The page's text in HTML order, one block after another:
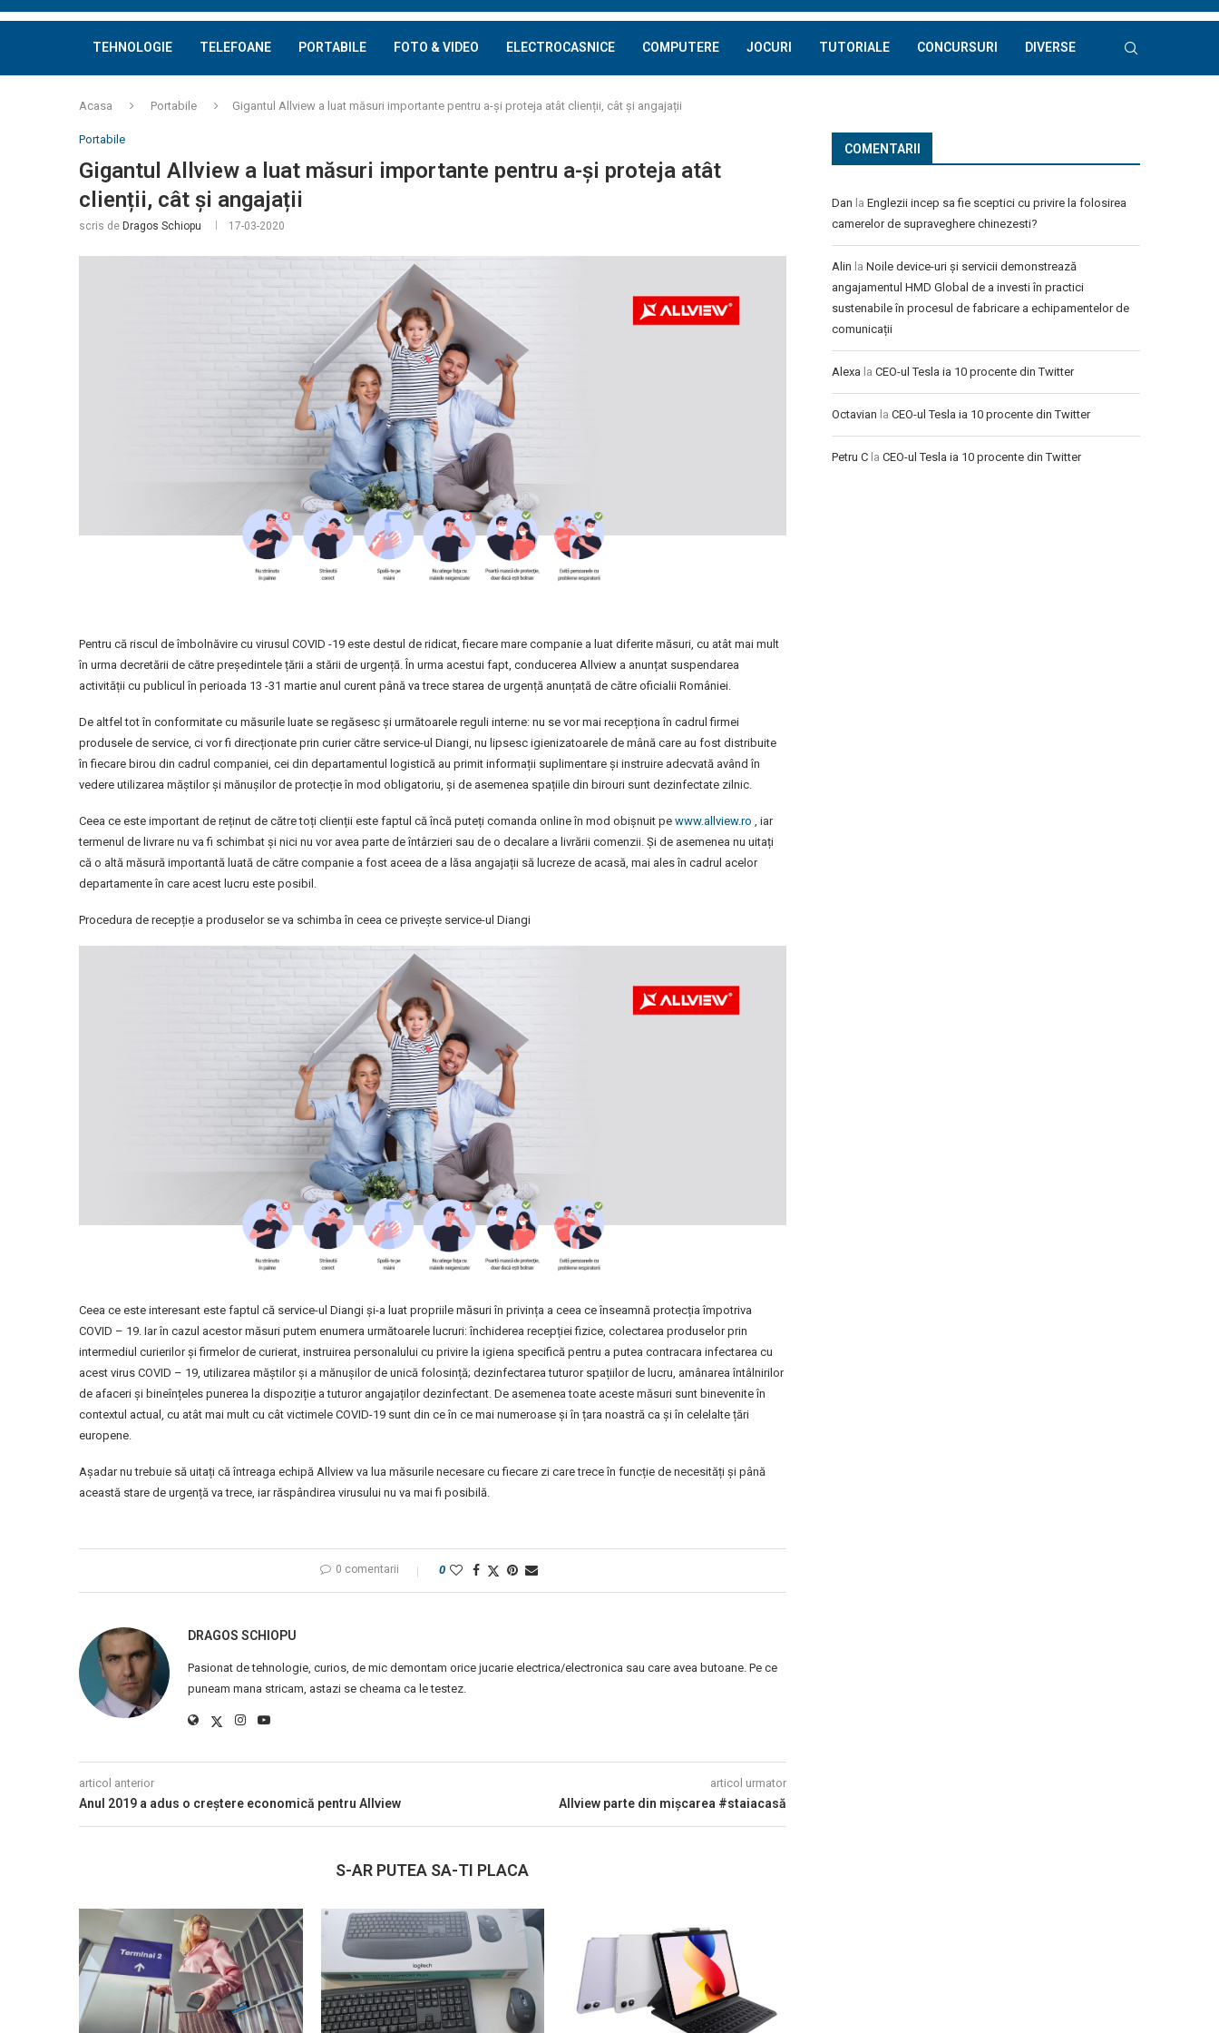
TEHNOLOGIE TELEFOANE PORTABILE FOTO & VIDEO ELECTROCASNICE COMPUTERE JOCURI TUTORIALE CONCURSURI DIVERSE
Acasa Portabile Gigantul Allview a luat măsuri importante pentru a-și proteja atât clienții, cât și angajații
Portabile
Gigantul Allview a luat măsuri importante pentru a-și proteja atât
clienții, cât și angajații
scris de Dragos Schiopu 17-03-2020
Pentru că riscul de îmbolnăvire cu virusul COVID -19 este destul de ridicat, fiecare mare companie a luat diferite măsuri, cu atât mai mult
în urma decretării de către președintele țării a stării de urgență. În urma acestui fapt, conducerea Allview a anunțat suspendarea
activității cu publicul în perioada 13 -31 martie anul curent până va trece starea de urgență anunțată de către oficialii României.
De altfel tot în conformitate cu măsurile luate se regăsesc și următoarele reguli interne: nu se vor mai recepționa în cadrul firmei
produsele de service, ci vor fi direcționate prin curier către service-ul Diangi, nu lipsesc igienizatoarele de mână care au fost distribuite
în fiecare birou din cadrul companiei, cei din departamentul logistică au primit informații suplimentare și instruire adecvată având în
vedere utilizarea măștilor și mănușilor de protecție în mod obligatoriu, și de asemenea spațiile din birouri sunt dezinfectate zilnic.
Ceea ce este important de reținut de către toți clienții este faptul că încă puteți comanda online în mod obișnuit pe www.allview.ro , iar
termenul de livrare nu va fi schimbat și nici nu vor avea parte de întârzieri sau de o decalare a livrării comenzii. Și de asemenea nu uitați
că o altă măsură importantă luată de către companie a fost aceea de a lăsa angajații să lucreze de acasă, mai ales în cadrul acelor
departamente în care acest lucru este posibil.
Procedura de recepție a produselor se va schimba în ceea ce privește service-ul Diangi
Ceea ce este interesant este faptul că service-ul Diangi și-a luat propriile măsuri în privința a ceea ce înseamnă protecția împotriva
COVID – 19. Iar în cazul acestor măsuri putem enumera următoarele lucruri: închiderea recepției fizice, colectarea produselor prin
intermediul curierilor și firmelor de curierat, instruirea personalului cu privire la igiena specifică pentru a putea contracara infectarea cu
acest virus COVID – 19, utilizarea măștilor și a mănușilor de unică folosință; dezinfectarea tuturor spațiilor de lucru, amânarea întâlnirilor
de afaceri și bineînțeles punerea la dispoziție a tuturor angajaților dezinfectant. De asemenea toate aceste măsuri sunt binevenite în
contextul actual, cu atât mai mult cu cât victimele COVID-19 sunt din ce în ce mai numeroase și în țara noastră ca și în celelalte țări
europene.
Așadar nu trebuie să uitați că întreaga echipă Allview va lua măsurile necesare cu fiecare zi care trece în funcție de necesități și până
această stare de urgență va trece, iar răspândirea virusului nu va mai fi posibilă.
0 comentarii 0
DRAGOS SCHIOPU
Pasionat de tehnologie, curios, de mic demontam orice jucarie electrica/electronica sau care avea butoane. Pe ce
puneam mana stricam, astazi se cheama ca le testez.
articol anterior
Anul 2019 a adus o creștere economică pentru Allview
articol urmator
Allview parte din mișcarea #staiacasă
S-AR PUTEA SA-TI PLACA
COMENTARII
Dan la Englezii incep sa fie sceptici cu privire la folosirea
camerelor de supraveghere chinezesti?
Alin la Noile device-uri și servicii demonstrează
angajamentul HMD Global de a investi în practici
sustenabile în procesul de fabricare a echipamentelor de
comunicații
Alexa la CEO-ul Tesla ia 10 procente din Twitter
Octavian la CEO-ul Tesla ia 10 procente din Twitter
Petru C la CEO-ul Tesla ia 10 procente din Twitter